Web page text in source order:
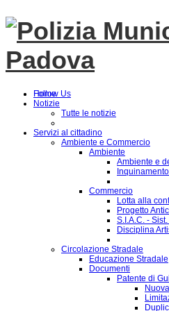
Follow Us
Home
Notizie
Tutte le notizie
Servizi al cittadino
Ambiente e Commercio
Ambiente
Ambiente e
Commercio
Lotta alla
Progetto
S.I.A.C. -
Disciplina
Circolazione Stradale
Educazione Stradale
Documenti
Patente di